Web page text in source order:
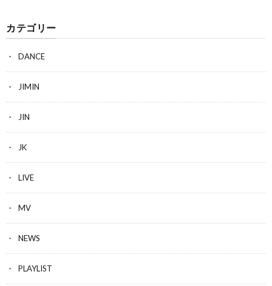
カテゴリー
DANCE
JIMIN
JIN
JK
LIVE
MV
NEWS
PLAYLIST